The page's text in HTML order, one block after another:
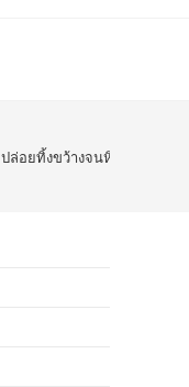
ปล่อยทิ้งขว้างจนหิวโซ-ขังไว้